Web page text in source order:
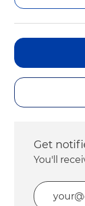
Get
You'll
Enter